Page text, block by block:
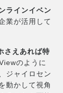
ラインイベン
業が活用して
さえあれば特
のように
ジャイロセン
動かして視角